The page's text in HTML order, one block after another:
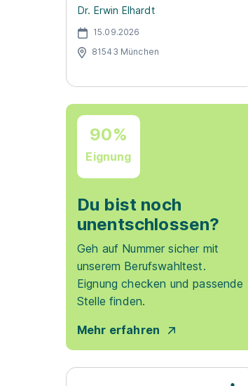
Dr. Erwin Elhardt
15.09.2026
81543 München
90%
Eignung
Du bist noch
unentschlossen?
Geh auf Nummer sicher mit
unserem Berufswahltest.
Eignung checken und passende
Stelle finden.
Mehr erfahren